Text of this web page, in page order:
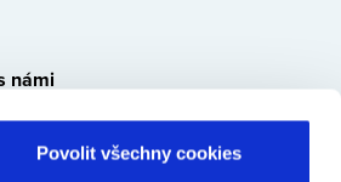
Povolit všechny cookies
námi
BondsterBondsterBondster
Instagram
Bondster
YouTube